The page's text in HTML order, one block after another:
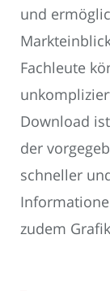
und
Fachleute
Download
der
schneller
zudem